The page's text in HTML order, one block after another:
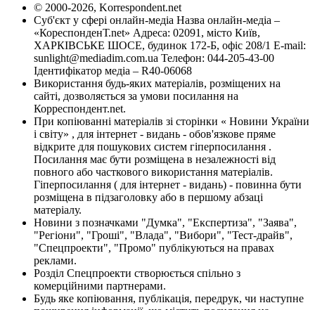
© 2000-2026, Korrespondent.net
Суб'єкт у сфері онлайн-медіа Назва онлайн-медіа –
«КореспонденТ.net» Адреса: 02091, місто Київ,
ХАРКІВСЬКЕ ШОСЕ, будинок 172-Б, офіс 208/1 E-mail:
sunlight@mediadim.com.ua Телефон: 044-205-43-00
Ідентифікатор медіа – R40-06068
Використання будь-яких матеріалів, розміщених на
сайті, дозволяється за умови посилання на
Корреспондент.net.
При копіюванні матеріалів зі сторінки « Новини України
і світу» , для інтернет - видань - обов'язкове пряме
відкрите для пошукових систем гіперпосилання .
Посилання має бути розміщена в незалежності від
повного або часткового використання матеріалів.
Гіперпосилання ( для інтернет - видань) - повинна бути
розміщена в підзаголовку або в першому абзаці
матеріалу.
Новини з позначками "Думка", "Експертиза", "Заява",
"Регіони", "Гроші", "Влада", "Вибори", "Тест-драйв",
"Спецпроекти", "Промо" публікуються на правах
реклами.
Розділ Спецпроекти створюється спільно з
комерційними партнерами.
Будь яке копіювання, публікація, передрук, чи наступне